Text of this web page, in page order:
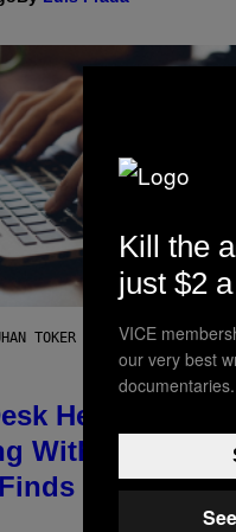
TOKER / GETTY IMAGES
Height Could
With Your
Kill the
just $2
VICE
our very best
documentaries.